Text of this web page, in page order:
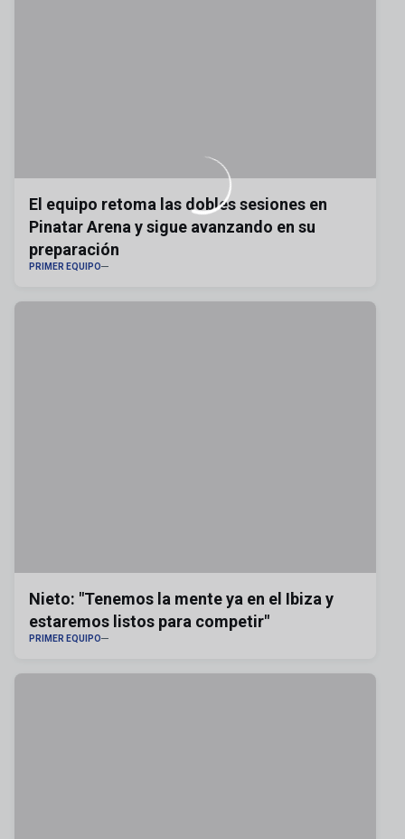
El equipo retoma las dobles sesiones en
Pinatar Arena y sigue avanzando en su
preparación
PRIMER EQUIPO
Nieto: "Tenemos la mente ya en el Ibiza y
estaremos listos para competir"
PRIMER EQUIPO